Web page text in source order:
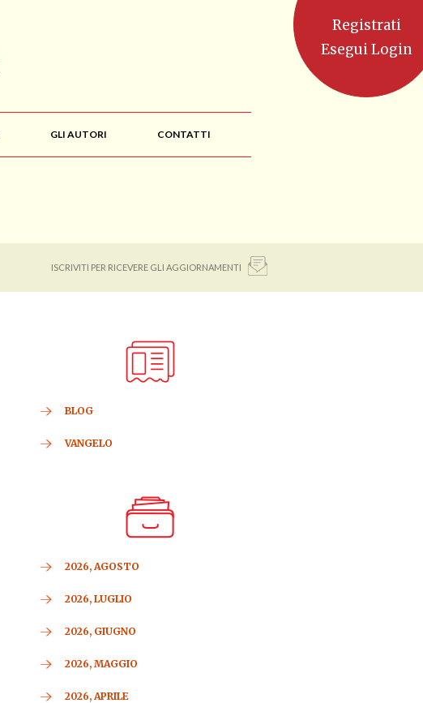
GLI AUTORI CONTATTI
ISCRIVITI PER RICEVERE GLI AGGIORNAMENTI
BLOG
VANGELO
2026, AGOSTO
2026, LUGLIO
2026, GIUGNO
2026, MAGGIO
2026, APRILE
Registrati
Esegui Login